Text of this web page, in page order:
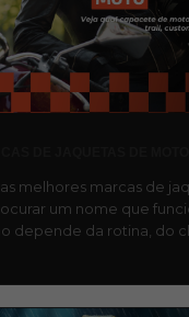
melhores marcas de
um nome que
depende da rotina, do